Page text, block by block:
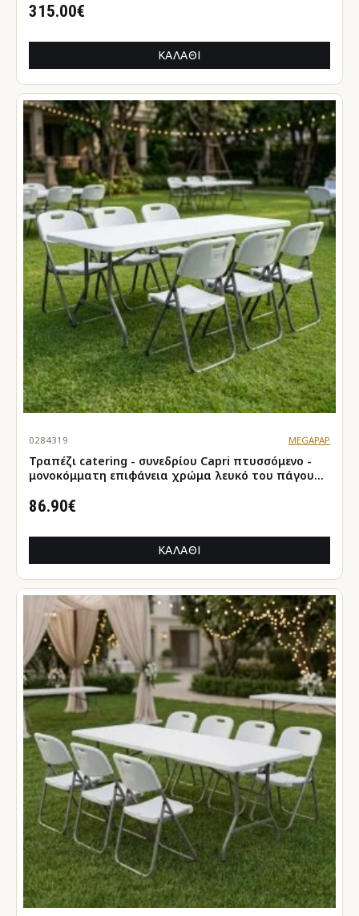
315.00€
ΚΑΛΆΘΙ
0284319 MEGAPAP
Τραπέζι catering - συνεδρίου Capri πτυσσόμενο -
μονοκόμματη επιφάνεια χρώμα λευκό του πάγου
86.90€
ΚΑΛΆΘΙ